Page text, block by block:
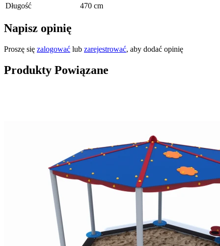
Długość
470 cm
Napisz opinię
Proszę się zalogować lub zarejestrować, aby dodać opinię
Produkty Powiązane